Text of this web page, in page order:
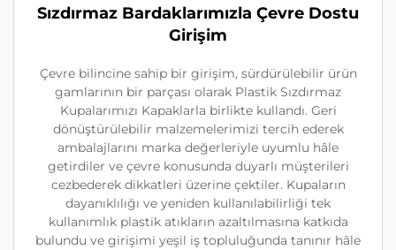
Sızdırmaz Bardaklarımızla Çevre Dostu
Girişim
Çevre bilincine sahip bir girişim, sürdürülebilir ürün
gamlarının bir parçası olarak Plastik Sızdırmaz
Kupalarımızı Kapaklarla birlikte kullandı. Geri
dönüştürülebilir malzemelerimizi tercih ederek
ambalajlarını marka değerleriyle uyumlu hâle
getirdiler ve çevre konusunda duyarlı müşterileri
cezbederek dikkatleri üzerine çektiler. Kupaların
dayanıklılığı ve yeniden kullanılabilirliği tek
kullanımlık plastik atıkların azaltılmasına katkıda
bulundu ve girişimi yeşil iş topluluğunda tanınır hâle